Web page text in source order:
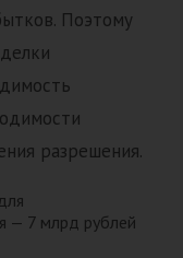
Поэтому
разрешения.
— 7 млрд рублей